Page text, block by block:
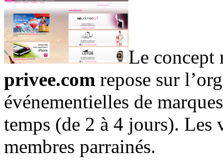
Le concept
privee.com repose sur
événementielles de
temps (de 2 à 4 jours). Les
membres parrainés.